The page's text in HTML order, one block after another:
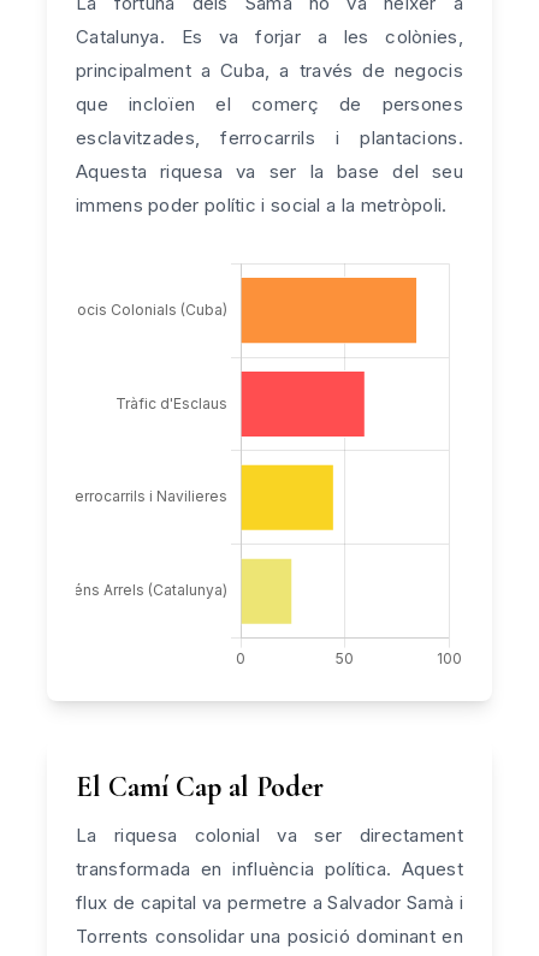
Catalunya. Es va forjar a les colònies,
principalment a Cuba, a través de negocis
que incloïen el comerç de persones
esclavitzades, ferrocarrils i plantacions.
Aquesta riquesa va ser la base del seu
immens poder polític i social a la metròpoli.
El Camí Cap al Poder
La riquesa colonial va ser directament
transformada en influència política. Aquest
flux de capital va permetre a Salvador Samà i
Torrents consolidar una posició dominant en